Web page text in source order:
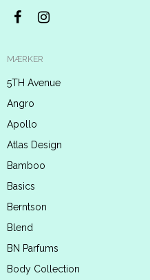
MÆRKER
5TH Avenue
Angro
Apollo
Atlas Design
Bamboo
Basics
Berntson
Blend
BN Parfums
Body Collection